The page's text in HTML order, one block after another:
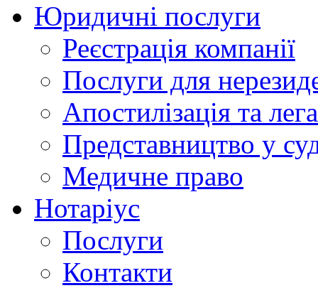
Юридичні послуги
Реєстрація компанії
Послуги для
Апостилізація та
Представництво у
Медичне право
Нотаріус
Послуги
Контакти